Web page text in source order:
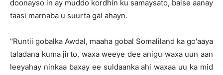
doonayso in ay muddo kordhin ku samaysato, balse aanay
taasi marnaba u suurta gal ahayn.
"Runtii gobalka Awdal, maaha gobal Somaliland ka go'aaya
taladana kuma jirto, waxa weeye dee anigu waxa uun aan
leeyahay ninkaa baxay ee suldaanka ahi waxaa uu ka mid